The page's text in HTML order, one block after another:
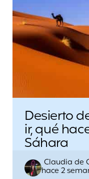
Desierto
ir, qué
Sáhara
Escrito
por
Claudia de
hace 2